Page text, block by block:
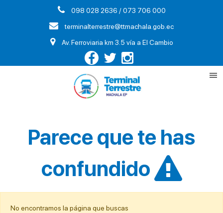
098 028 2636 / 073 706 000
terminalterrestre@ttmachala.gob.ec
Av. Ferroviaria km 3.5 vía a El Cambio
Parece que te has
confundido
No encontramos la página que buscas